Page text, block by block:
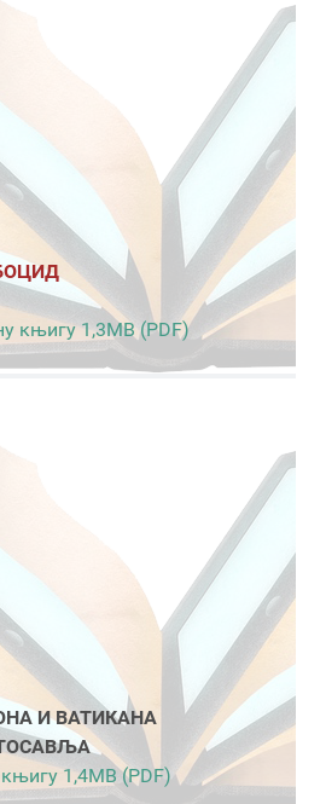
књигу 1,3MB (PDF)
И ВАТИКАНА
1,4MB (PDF)